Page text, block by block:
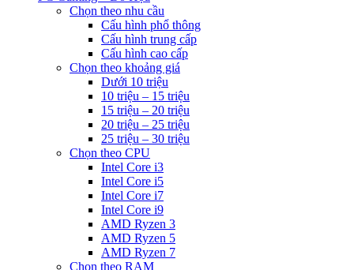
Chọn theo nhu cầu
Cấu hình phổ thông
Cấu hình trung cấp
Cấu hình cao cấp
Chọn theo khoảng giá
Dưới 10 triệu
10 triệu – 15 triệu
15 triệu – 20 triệu
20 triệu – 25 triệu
25 triệu – 30 triệu
Chọn theo CPU
Intel Core i3
Intel Core i5
Intel Core i7
Intel Core i9
AMD Ryzen 3
AMD Ryzen 5
AMD Ryzen 7
Chọn theo RAM